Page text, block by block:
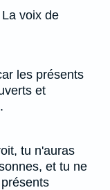
voix de
les présents
et
tu n'auras
et tu ne